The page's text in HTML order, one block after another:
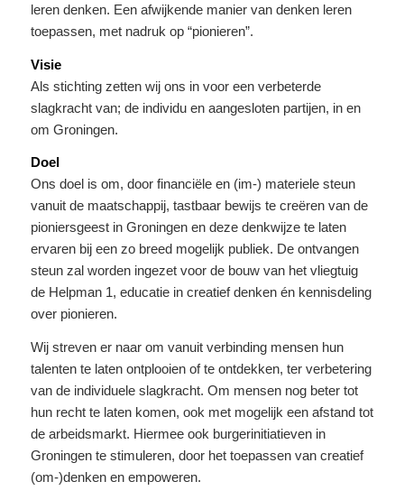
leren denken. Een afwijkende manier van denken leren
toepassen, met nadruk op “pionieren”.
Visie
Als stichting zetten wij ons in voor een verbeterde
slagkracht van; de individu en aangesloten partijen, in en
om Groningen.
Doel
Ons doel is om, door financiële en (im-) materiele steun
vanuit de maatschappij, tastbaar bewijs te creëren van de
pioniersgeest in Groningen en deze denkwijze te laten
ervaren bij een zo breed mogelijk publiek. De ontvangen
steun zal worden ingezet voor de bouw van het vliegtuig
de Helpman 1, educatie in creatief denken én kennisdeling
over pionieren.
Wij streven er naar om vanuit verbinding mensen hun
talenten te laten ontplooien of te ontdekken, ter verbetering
van de individuele slagkracht. Om mensen nog beter tot
hun recht te laten komen, ook met mogelijk een afstand tot
de arbeidsmarkt. Hiermee ook burgerinitiatieven in
Groningen te stimuleren, door het toepassen van creatief
(om-)denken en empoweren.